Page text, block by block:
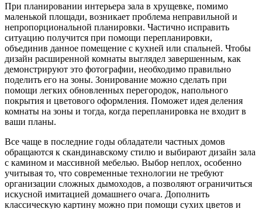
При планировании интерьера зала в хрущевке, помимо
маленькой площади, возникает проблема неправильной и
непропорциональной планировки. Частично исправить
ситуацию получится при помощи перепланировки,
объединив данное помещение с кухней или спальней. Чтобы
дизайн расширенной комнаты выглядел завершенным, как
демонстрируют это фотографии, необходимо правильно
поделить его на зоны. Зонирование можно сделать при
помощи легких обновленных перегородок, напольного
покрытия и цветового оформления. Поможет идея деления
комнаты на зоны и тогда, когда перепланировка не входит в
ваши планы.
Все чаще в последние годы обладатели частных домов
обращаются к скандинавскому стилю и выбирают дизайн зала
с камином и массивной мебелью. Выбор неплох, особенно
учитывая то, что современные технологии не требуют
организации сложных дымоходов, а позволяют ограничиться
искусной имитацией домашнего очага. Дополнить
классическую картину можно при помощи сухих цветов и